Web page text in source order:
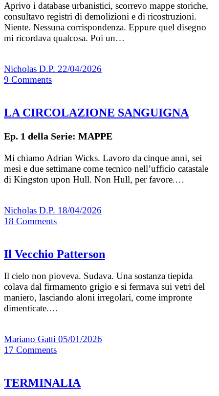
Aprivo i database urbanistici, scorrevo map­pe storiche,
consultavo registri di demolizioni e di ricostruzioni.
Niente. Nessuna corrispondenza. Eppure quel disegno
mi ricordava qualcosa. Poi un…
Nicholas D.P. 22/04/2026
9 Comments
LA CIRCOLAZIONE SANGUIGNA
Ep. 1 della Serie: MAPPE
Mi chiamo Adrian Wicks. Lavoro da cinque anni, sei
mesi e due setti­mane come tecnico nell’ufficio catastale
di King­ston upon Hull. Non Hull, per favore.…
Nicholas D.P. 18/04/2026
18 Comments
Il Vecchio Patterson
Il cielo non pioveva. Sudava. Una sostanza tiepida
colava dal firmamento grigio e si fermava sui vetri del
maniero, lasciando aloni irregolari, come impronte
dimenticate.…
Mariano Gatti 05/01/2026
17 Comments
TERMINALIA